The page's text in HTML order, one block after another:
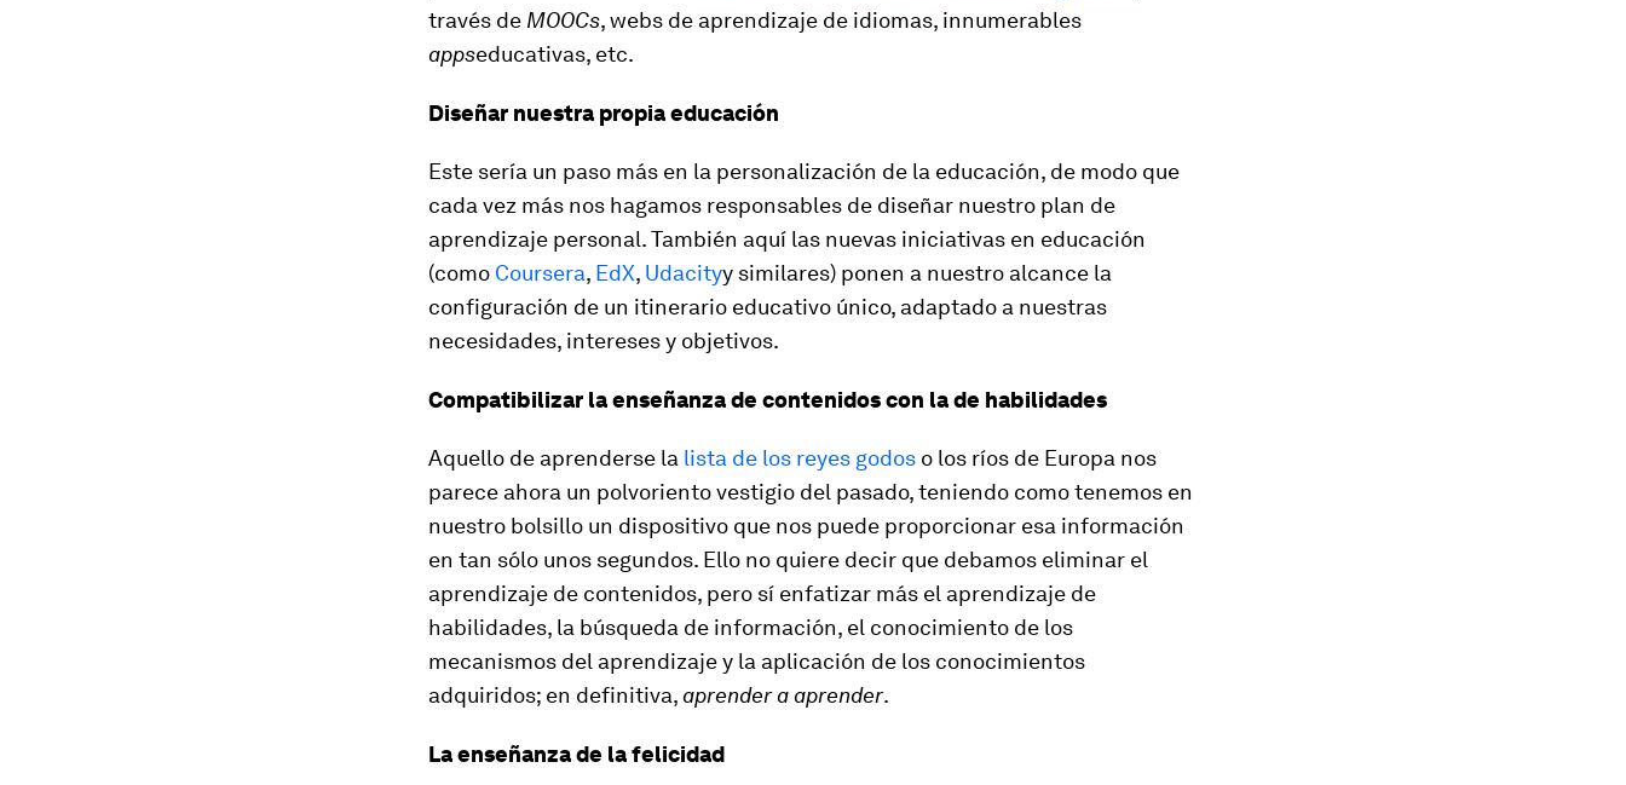
través de MOOCs, webs de aprendizaje de idiomas, innumerables
appseducativas, etc.
Diseñar nuestra propia educación
Este sería un paso más en la personalización de la educación, de modo que
cada vez más nos hagamos responsables de diseñar nuestro plan de
aprendizaje personal. También aquí las nuevas iniciativas en educación
(como Coursera, EdX, Udacityy similares) ponen a nuestro alcance la
configuración de un itinerario educativo único, adaptado a nuestras
necesidades, intereses y objetivos.
Compatibilizar la enseñanza de contenidos con la de habilidades
Aquello de aprenderse la lista de los reyes godos o los ríos de Europa nos
parece ahora un polvoriento vestigio del pasado, teniendo como tenemos en
nuestro bolsillo un dispositivo que nos puede proporcionar esa información
en tan sólo unos segundos. Ello no quiere decir que debamos eliminar el
aprendizaje de contenidos, pero sí enfatizar más el aprendizaje de
habilidades, la búsqueda de información, el conocimiento de los
mecanismos del aprendizaje y la aplicación de los conocimientos
adquiridos; en definitiva,aprender a aprender.
La enseñanza de la felicidad